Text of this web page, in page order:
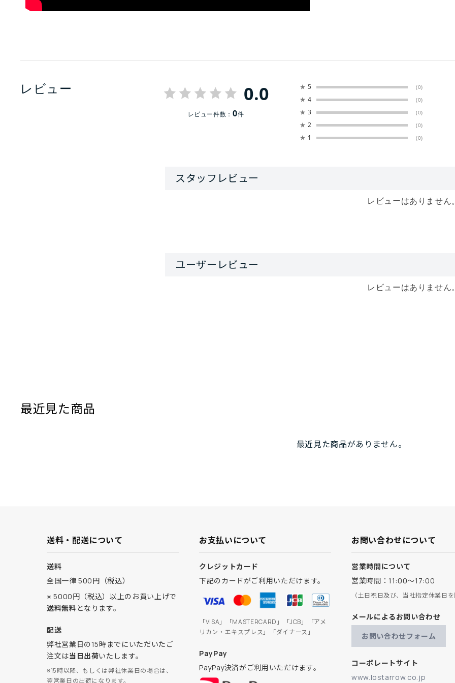
レビュー 0.0
レビュー件数：0件
★ 5 (0)
★ 4 (0)
★ 3 (0)
★ 2 (0)
★ 1 (0)
レビューはありません
レビューはありません
最近見た商品
最近見た商品がありません。
送料・配送について
送料
全国一律 500円（税込）
※ 5000円（税込）以上のお買い上げで
送料無料となります。
配送
弊社営業日の15時までにいただいたご
注文は当日出荷いたします。
※15時以降、もしくは弊社休業日の場合は、
翌営業日の出荷になります。
お支払いについて
クレジットカード
下記のカードがご利用いただけます。
「VISA」「MASTERCARD」「JCB」「アメ
リカン・エキスプレス」「ダイナース」
PayPay
PayPay決済がご利用いただけます。
お問い合わせについて
営業時間について
営業時間：11:00～17:00
（土日祝日及び、当社指定休業日
メールによるお問い合わせ
お問い合わせフォーム
コーポレートサイト
www.lostarrow.co.jp